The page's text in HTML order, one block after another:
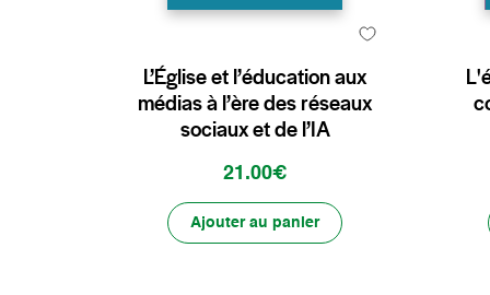
L’Église et l’éducation aux
médias à l’ère des réseaux
sociaux et de l’IA
21.00€
Ajouter au panier